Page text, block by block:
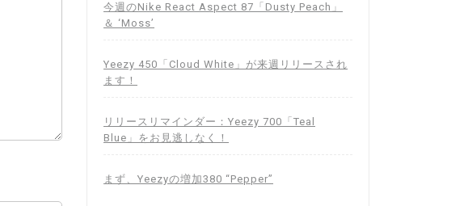
今週のNike React Aspect 87「Dusty Peach」
＆ ‘Moss’
Yeezy 450「Cloud White」が来週リリースされ
ます！
リリースリマインダー：Yeezy 700「Teal
Blue」をお見逃しなく！
まず、Yeezyの増加380 “Pepper”